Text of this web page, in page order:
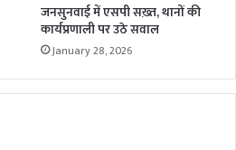
जनसुनवाई में एसपी सख़्त, थानों की
कार्यप्रणाली पर उठे सवाल
January 28, 2026